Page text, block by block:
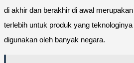
di akhir dan berakhir di awal
terlebih untuk produk yang
digunakan oleh banyak negara.